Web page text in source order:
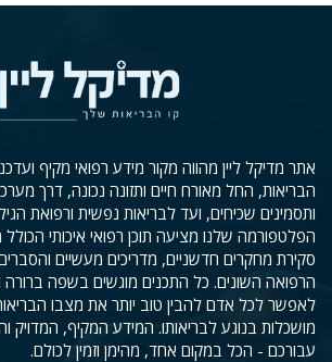
אתר מדיקל ליין מהווה מקור מידע רפואי מקיף
הבריאות, החל מאורח חיים ותזונה נכונה, דרך
ותסמינים שכיחים, ועד לבריאות נפשית ורפואת
הפלטפורמה שלנו מציעה תוכן רפואי איכותי
סקירת מחקרים חדשניים, מדריכים מעשיים
הרפואה השונים. כל התכנים מוגשים בשפה
לאפשר לכל אדם להבין טוב יותר את מצבו
מושכלות בנוגע לבריאותו. המידע המקיף, המדויק
עבורכם - הכל במקום אחד, מהימן וזמין לכולם.